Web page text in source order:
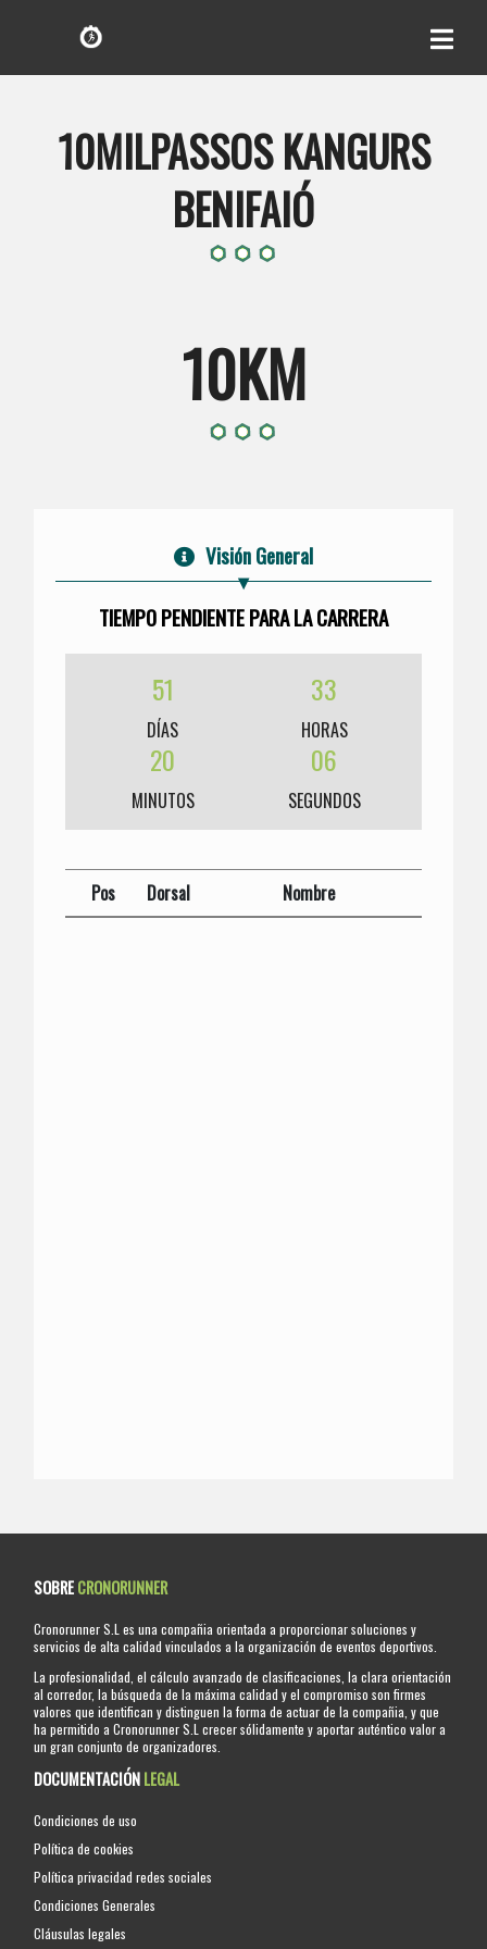
10MILPASSOS KANGURS
BENIFAIÓ
10KM
Visión General
TIEMPO PENDIENTE PARA LA CARRERA
51
DÍAS
33
HORAS
20
MINUTOS
06
SEGUNDOS
Pos Dorsal Nombre
SOBRECRONORUNNER
Cronorunner S.L es una compañia orientada a proporcionar soluciones y
servicios de alta calidad vinculados a la organización de eventos deportivos.
La profesionalidad, el cálculo avanzado de clasificaciones, la clara orientación
al corredor, la búsqueda de la máxima calidad y el compromiso son firmes
valores que identifican y distinguen la forma de actuar de la compañia, y que
ha permitido a Cronorunner S.L crecer sólidamente y aportar auténtico valor a
un gran conjunto de organizadores.
DOCUMENTACIÓNLEGAL
Condiciones de uso
Política de cookies
Política privacidad redes sociales
Condiciones Generales
Cláusulas legales